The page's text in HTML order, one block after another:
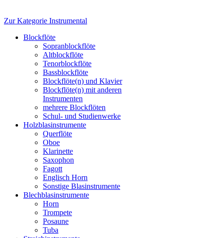
Zur Kategorie Instrumental
Blockflöte
Sopranblockflöte
Altblockflöte
Tenorblockflöte
Bassblockflöte
Blockflöte(n) und Klavier
Blockflöte(n) mit anderen
Instrumenten
mehrere Blockflöten
Schul- und Studienwerke
Holzblasinstrumente
Querflöte
Oboe
Klarinette
Saxophon
Fagott
Englisch Horn
Sonstige Blasinstrumente
Blechblasinstrumente
Horn
Trompete
Posaune
Tuba